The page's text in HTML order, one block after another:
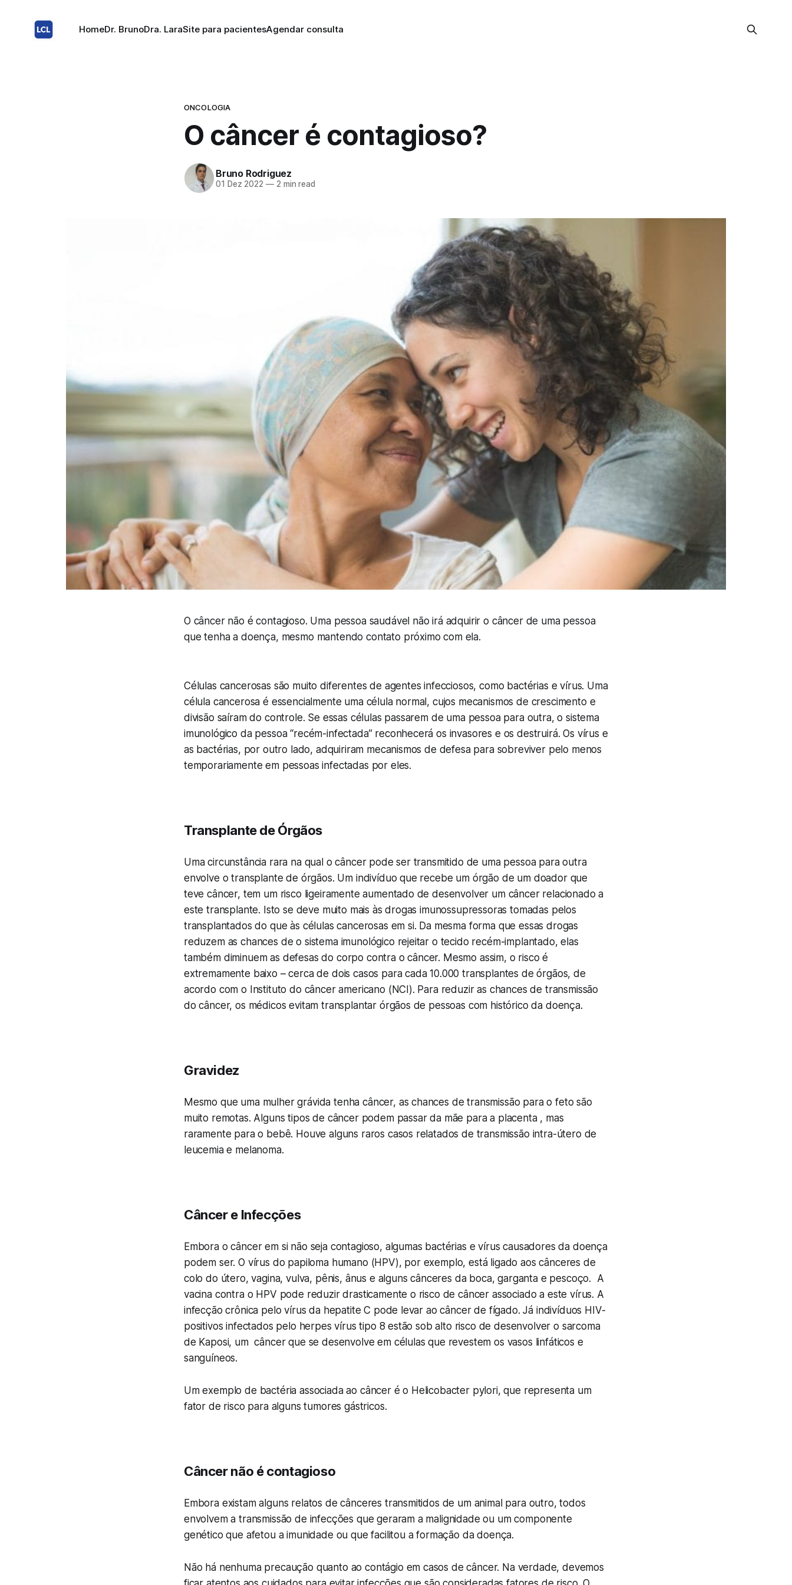
HomeDr. BrunoDra. LaraSite para pacientesAgendar consulta
ONCOLOGIA
O câncer é contagioso?
Bruno Rodriguez
01 Dez 2022 —2 min read
O câncer não é contagioso. Uma pessoa saudável não irá adquirir o câncer de uma pessoa
que tenha a doença, mesmo mantendo contato próximo com ela.
Células cancerosas são muito diferentes de agentes infecciosos, como bactérias e vírus. Uma
célula cancerosa é essencialmente uma célula normal, cujos mecanismos de crescimento e
divisão saíram do controle. Se essas células passarem de uma pessoa para outra, o sistema
imunológico da pessoa “recém-infectada” reconhecerá os invasores e os destruirá. Os vírus e
as bactérias, por outro lado, adquiriram mecanismos de defesa para sobreviver pelo menos
temporariamente em pessoas infectadas por eles.
Transplante de Órgãos
Uma circunstância rara na qual o câncer pode ser transmitido de uma pessoa para outra
envolve o transplante de órgãos. Um indivíduo que recebe um órgão de um doador que
teve câncer, tem um risco ligeiramente aumentado de desenvolver um câncer relacionado a
este transplante. Isto se deve muito mais às drogas imunossupressoras tomadas pelos
transplantados do que às células cancerosas em si. Da mesma forma que essas drogas
reduzem as chances de o sistema imunológico rejeitar o tecido recém-implantado, elas
também diminuem as defesas do corpo contra o câncer. Mesmo assim, o risco é
extremamente baixo – cerca de dois casos para cada 10.000 transplantes de órgãos, de
acordo com o Instituto do câncer americano (NCI). Para reduzir as chances de transmissão
do câncer, os médicos evitam transplantar órgãos de pessoas com histórico da doença.
Gravidez
Mesmo que uma mulher grávida tenha câncer, as chances de transmissão para o feto são
muito remotas. Alguns tipos de câncer podem passar da mãe para a placenta , mas
raramente para o bebê. Houve alguns raros casos relatados de transmissão intra-útero de
leucemia e melanoma.
Câncer e Infecções
Embora o câncer em si não seja contagioso, algumas bactérias e vírus causadores da doença
podem ser. O vírus do papiloma humano (HPV), por exemplo, está ligado aos cânceres de
colo do útero, vagina, vulva, pênis, ânus e alguns cânceres da boca, garganta e pescoço. A
vacina contra o HPV pode reduzir drasticamente o risco de câncer associado a este vírus. A
infecção crônica pelo vírus da hepatite C pode levar ao câncer de fígado. Já indivíduos HIV-
positivos infectados pelo herpes vírus tipo 8 estão sob alto risco de desenvolver o sarcoma
de Kaposi, um câncer que se desenvolve em células que revestem os vasos linfáticos e
sanguíneos.
Um exemplo de bactéria associada ao câncer é o Helicobacter pylori, que representa um
fator de risco para alguns tumores gástricos.
Câncer não é contagioso
Embora existam alguns relatos de cânceres transmitidos de um animal para outro, todos
envolvem a transmissão de infecções que geraram a malignidade ou um componente
genético que afetou a imunidade ou que facilitou a formação da doença.
Não há nenhuma precaução quanto ao contágio em casos de câncer. Na verdade, devemos